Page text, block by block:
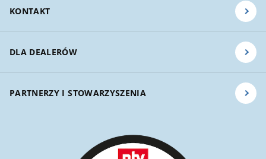
KONTAKT
DLA DEALERÓW
PARTNERZY I STOWARZYSZENIA